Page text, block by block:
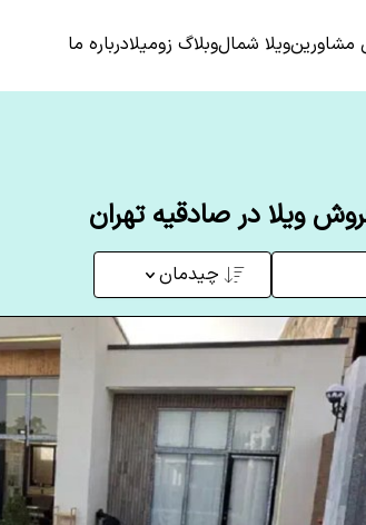
مشاورینویلا شمالوبلاگ زومیلادرباره ما
ویلا در صادقیه تهران
چیدمان